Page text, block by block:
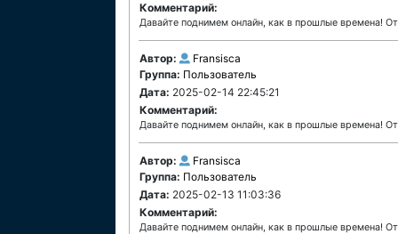
Комментарий:
Давайте поднимем онлайн, как в прошлые времена!
Автор:
Fransisca
Группа: Пользователь
Дата: 2025-02-14 22:45:21
Комментарий:
Давайте поднимем онлайн, как в прошлые времена!
Автор:
Fransisca
Группа: Пользователь
Дата: 2025-02-13 11:03:36
Комментарий:
Давайте поднимем онлайн, как в прошлые времена!